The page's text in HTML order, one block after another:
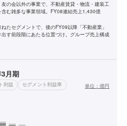
の会以外の事業で、不動産賃貸・物流・建装工
む雑多な事業領域。FY08連結売上1,430億
たセグメントで、後のFY09以降「不動産業」
す前段階にあたる位置づけ。グループ売上構成
月期
利益 セグメント利益率 単位： 億円